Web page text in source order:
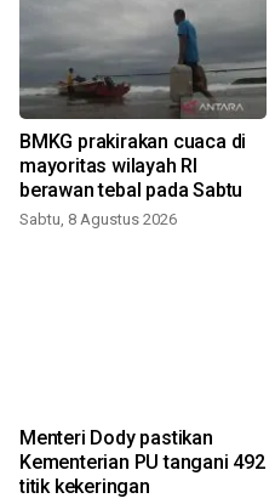
BMKG prakirakan cuaca di
mayoritas wilayah RI
berawan tebal pada Sabtu
Sabtu, 8 Agustus 2026
Menteri Dody pastikan
Kementerian PU tangani 492
titik kekeringan